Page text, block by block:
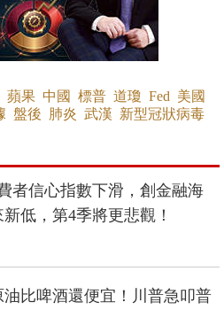
蘋果 中國 標普 道瓊 Fed 美國
盤後 肺炎 武漢 新型冠狀病毒
者信心指數下滑，創金融海
低，第4季將更悲觀！
油比啤酒還便宜！川普急叩普